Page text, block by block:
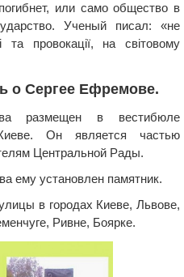
или само общество в
Ученый писал: «не
провокації, на світовому
о Сергее Ефремове.
размещен в вестибюле
Он является частью
Центральной Рады.
ему установлен памятник.
в городах Киеве, Львове,
Ривне, Боярке.